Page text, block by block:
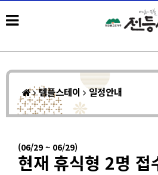
템플스테이 일정안내
(06/29 ~ 06/29)
현재 휴식형 2명 접